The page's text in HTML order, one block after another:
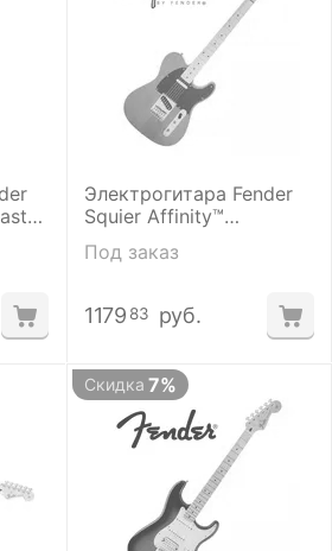
Электрогитара Fender
Squier Affinity™
Butterscotch Blonde
Под заказ
1179 83 руб.
Скидка 7%